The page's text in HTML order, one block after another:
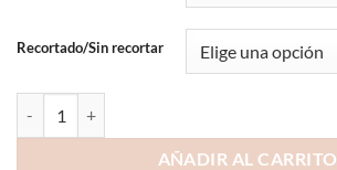
27,99 €
hasta
84,99 €
Recortado/Sin recortar
AÑADIR AL CARRITO